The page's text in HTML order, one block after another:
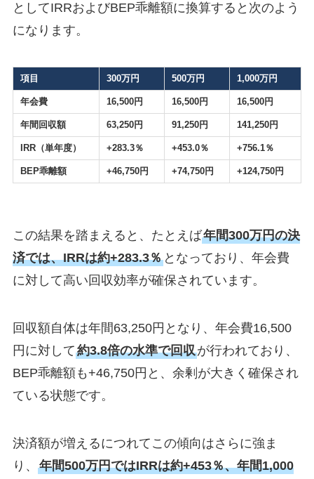
としてIRRおよびBEP乖離額に換算すると次のよう
になります。
項目 300万円 500万円 1,000万円
年会費 16,500円 16,500円 16,500円
年間回収額 63,250円 91,250円 141,250円
IRR（単年度） +283.3％ +453.0％ +756.1％
BEP乖離額 +46,750円 +74,750円 +124,750円
この結果を踏まえると、たとえば年間300万円の決
済では、IRRは約+283.3％となっており、年会費
に対して高い回収効率が確保されています。
回収額自体は年間63,250円となり、年会費16,500
円に対して約3.8倍の水準で回収が行われており、
BEP乖離額も+46,750円と、余剰が大きく確保され
ている状態です。
決済額が増えるにつれてこの傾向はさらに強ま
り、 年間500万円ではIRRは約+453％、年間1,000